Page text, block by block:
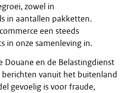
zowel in
in aantallen pakketten.
een steeds
in onze samenleving in.
Douane en de Belastingdienst
berichten vanuit het buitenland
gevoelig is voor fraude,